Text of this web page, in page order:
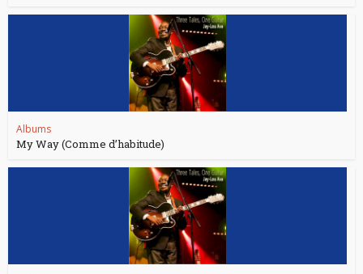
Albums
My Way (Comme d’habitude)